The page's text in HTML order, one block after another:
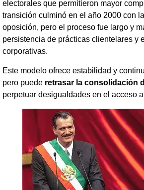
electorales que permitieron mayor
transición culminó en el año 2000 con
oposición, pero el proceso fue largo y
persistencia de prácticas clientelares y
corporativas.
Este modelo ofrece estabilidad y
pero puede retrasar la consolidación
perpetuar desigualdades en el acceso